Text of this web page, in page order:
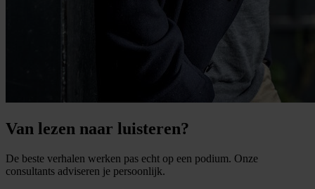
Van lezen naar luisteren?
De beste verhalen werken pas echt op een podium. Onze
consultants adviseren je persoonlijk.